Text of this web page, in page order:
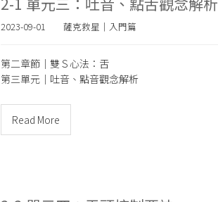
2023-09-01 薩克救星｜入門篇
第二章節｜雙Ｓ心法：舌
第三單元｜ 吐音、點音觀念解析
Read More